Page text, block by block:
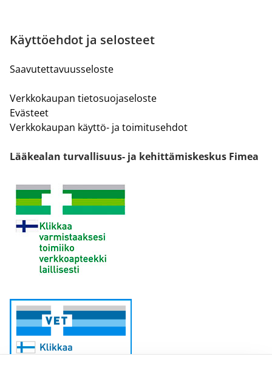
Käyttöehdot ja selosteet
Saavutettavuusseloste
Verkkokaupan tietosuojaseloste
Evästeet
Verkkokaupan käyttö- ja toimitusehdot
Lääkealan turvallisuus- ja kehittämiskeskus Fimea